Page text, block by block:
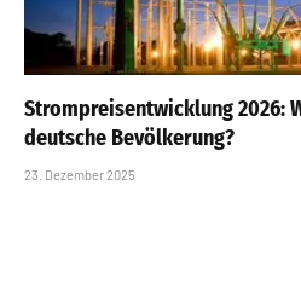
Strompreisentwicklung 2026:
deutsche Bevölkerung?
23. Dezember 2025